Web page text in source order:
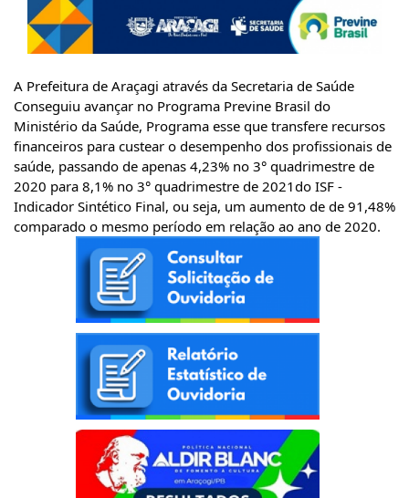
A Prefeitura de Araçagi através da Secretaria de Saúde
Conseguiu avançar no Programa Previne Brasil do
Ministério da Saúde, Programa esse que transfere recursos
financeiros para custear o desempenho dos profissionais de
saúde, passando de apenas 4,23% no 3° quadrimestre de
2020 para 8,1% no 3° quadrimestre de 2021do ISF -
Indicador Sintético Final, ou seja, um aumento de de 91,48%
comparado o mesmo período em relação ao ano de 2020.